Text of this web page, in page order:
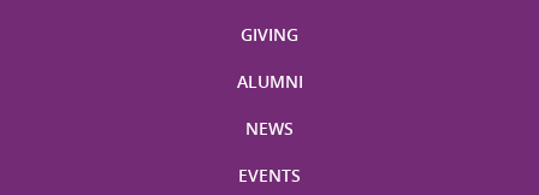
GIVING
ALUMNI
NEWS
EVENTS